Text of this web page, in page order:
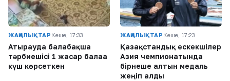
ЖАҢАЛЫҚТАР Кеше, 17:33
Атырауда балабақша
тәрбиешісі 1 жасар балаға
күш көрсеткен
ЖАҢАЛЫҚТАР Кеше, 17:23
Қазақстандық ескекшілер
Азия чемпионатында
бірнеше алтын медаль
жеңіп алды